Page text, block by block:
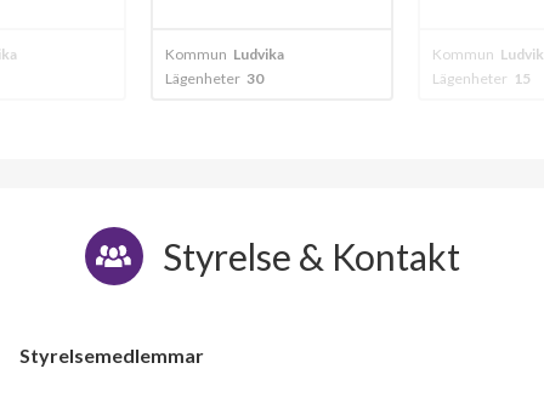
Kommun Ludvika
Lägenheter 30
Kommun
Lägenheter 15
Styrelse & Kontakt
Styrelsemedlemmar